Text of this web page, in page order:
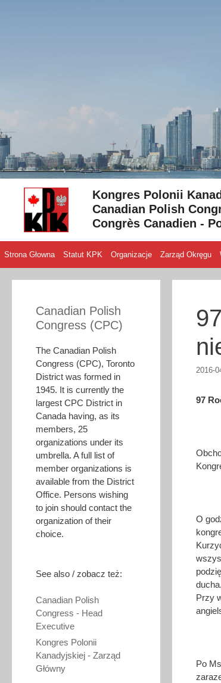
Kongres Polonii
Canadian Polish
Congrès Canadien -
Strona Głowna Statut KPK Organizacje Zarząd Okręgu
2016-
97
O
Przy
Po
Canadian Polish
Congress (CPC)
The Canadian Polish
Congress (CPC), Toronto
District was formed in
1945. It is currently the
largest CPC District in
Canada having, as its
members, 25
organizations under its
umbrella. A full list of
member organizations is
available from the District
Office. Persons wishing
to join should contact the
organization of their
choice.
See also / zobacz też:
Canadian Polish
Congress - Head
Executive
Kongres Polonii
Kanadyjskiej - Zarząd
Główny